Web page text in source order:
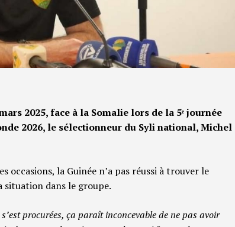
2025, face à la Somalie lors de la 5ᵉ journée
2026, le sélectionneur du Syli national, Michel
la Guinée n’a pas réussi à trouver le
situation dans le groupe.
procurées, ça paraît inconcevable de ne pas avoir